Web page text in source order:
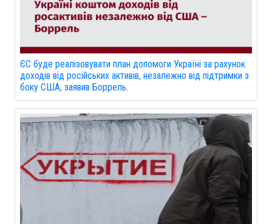
ЄС буде реалізовувати план допомоги Україні за рахунок
доходів від російських активів, незалежно від підтримки з
боку США, заявив Боррель.